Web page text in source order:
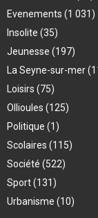
Evenements (1 031)
Insolite (35)
Jeunesse (197)
La Seyne-sur-mer
Loisirs (75)
Ollioules (125)
Politique (1)
Scolaires (115)
Société (522)
Sport(131)
Urbanisme (10)